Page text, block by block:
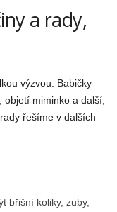
a rady,
výzvou. Babičky
miminko a další,
řešíme v dalších
břišní koliky, zuby,